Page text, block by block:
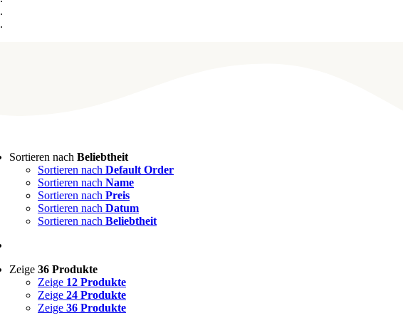
Sortieren nach Beliebtheit
Sortieren nach Default Order
Sortieren nach Name
Sortieren nach Preis
Sortieren nach Datum
Sortieren nach Beliebtheit
Zeige 36 Produkte
Zeige 12 Produkte
Zeige 24 Produkte
Zeige 36 Produkte